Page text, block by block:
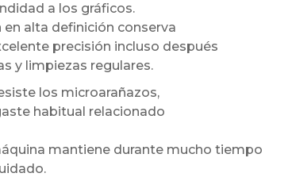
a los gráficos.
alta definición conserva
precisión incluso después
y limpiezas regulares.
los microarañazos,
habitual relacionado
mantiene durante mucho tiempo